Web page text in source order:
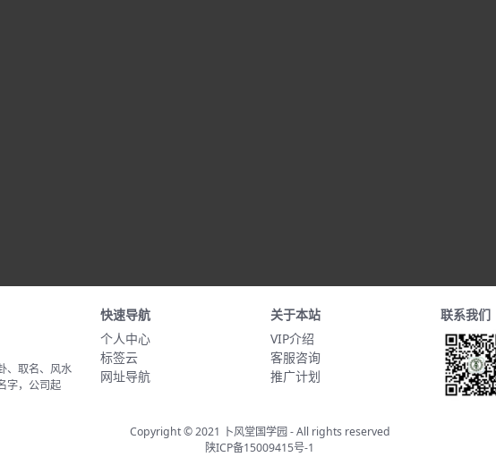
、取名、风水
字，公司起
快速导航
个人中心
标签云
网址导航
关于本站
VIP介绍
客服咨询
推广计划
联系我们
Copyright © 2021 卜风堂国学园- All rights reserved
陕ICP备15009415号-1